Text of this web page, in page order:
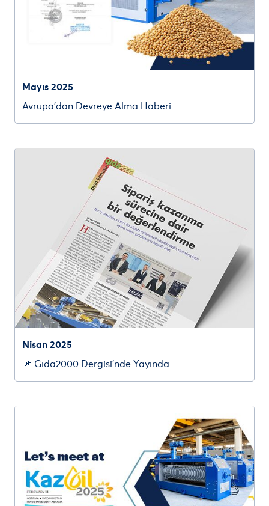
Mayıs 2025
Avrupa’dan Devreye Alma Haberi
Nisan 2025
📌 Gıda2000 Dergisi’nde Yayında